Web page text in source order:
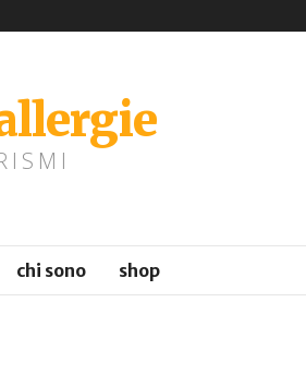
chi sono shop